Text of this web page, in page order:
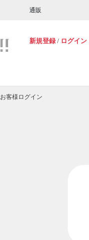
通販
新規登録 / ログイン
お客様ログイン